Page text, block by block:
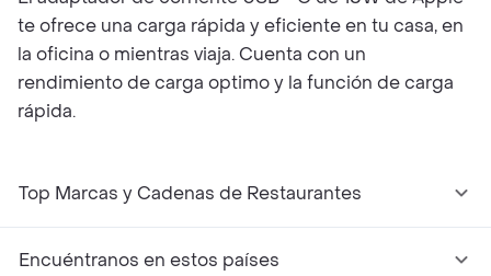
te ofrece una carga rápida y eficiente en tu casa, en
la oficina o mientras viaja. Cuenta con un
rendimiento de carga optimo y la función de carga
rápida.
Top Marcas y Cadenas de Restaurantes
Encuéntranos en estos países